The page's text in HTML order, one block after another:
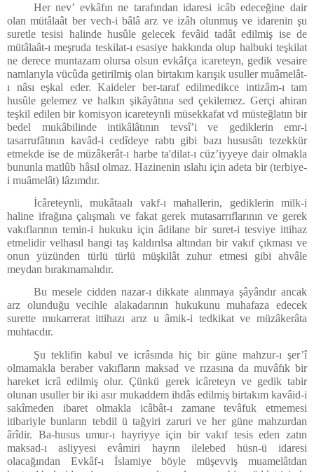
Her nev’ evkâfın ne tarafından idaresi icâb edeceğine dair
olan mütâlaât ber vech-i bâlâ arz ve izâh olunmuş ve idarenin şu
suretle tesisi halinde husûle gelecek fevâid tadât edilmiş ise de
mütâlaât-ı meşruda teskilat-ı esasiye hakkında olup halbuki teşkilat
ne derece muntazam olursa olsun evkâfça icareteyn, gedik vesaire
namlarıyla vücûda getirilmiş olan birtakım karışık usuller muâmelât-
ı nâsı eşkal eder. Kaideler ber-taraf edilmedikce intizâm-ı tam
husûle gelemez ve halkın şikâyâtına sed çekilemez. Gerçi ahiran
teşkil edilen bir komisyon icareteynli müsekkafat vd müsteğlatın bir
bedel mukâbilinde intikâlâtının tevsî’i ve gediklerin emr-i
tasarrufâtının kavâd-i cedîdeye rabtı gibi bazı hususâtı tezekkür
etmekde ise de müzâkerât-ı harbe ta'dilat-ı cüz’iyyeye dair olmakla
bununla matlûb hâsıl olmaz. Hazinenin ıslahı için adeta bir (terbiye-
i muâmelât) lâzımdır.
İcâreteynli, mukâtaalı vakf-ı mahallerin, gediklerin milk-i
haline ifrağına çalışmalı ve fakat gerek mutasarrıflarının ve gerek
vakıflarının temin-i hukuku için âdilane bir suret-i tesviye ittihaz
etmelidir velhasıl hangi taş kaldırılsa altından bir vakıf çıkması ve
onun yüzünden türlü türlü müşkilât zuhur etmesi gibi ahvâle
meydan bırakmamalıdır.
Bu mesele cidden nazar-ı dikkate alınmaya şâyândır ancak
arz olunduğu vecihle alakadarının hukukunu muhafaza edecek
surette mukarrerat ittihazı arız u âmik-i tedkikat ve müzâkerâta
muhtacdır.
Şu teklifin kabul ve icrâsında hiç bir güne mahzur-ı şer’î
olmamakla beraber vakıfların maksad ve rızasına da muvâfık bir
hareket icrâ edilmiş olur. Çünkü gerek icâreteyn ve gedik tabir
olunan usuller bir iki asır mukaddem ihdâs edilmiş birtakım kavâid-i
sakîmeden ibaret olmakla icâbât-ı zamane tevâfuk etmemesi
itibariyle bunların tebdil ü tağyiri zaruri ve her güne mahzurdan
ârîdir. Ba-husus umur-ı hayriyye için bir vakıf tesis eden zatın
maksad-ı asliyyesi evâmiri hayrın ilelebed hüsn-ü idaresi
olacağından Evkâf-ı İslamiye böyle müşevviş muamelâtdan